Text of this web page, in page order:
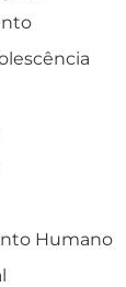
Humano